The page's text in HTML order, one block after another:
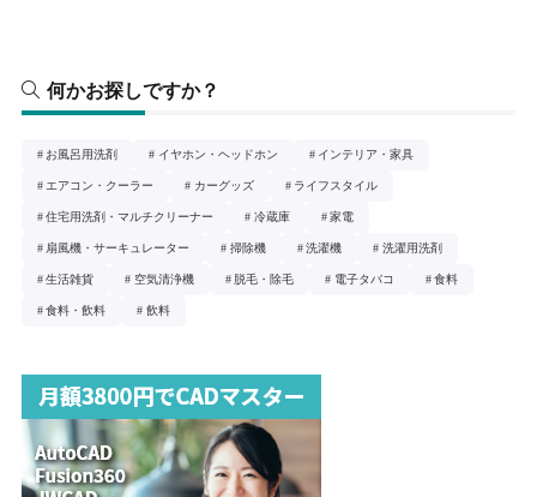
何かお探しですか？
お風呂用洗剤 イヤホン・ヘッドホン インテリア・家具
エアコン・クーラー カーグッズ ライフスタイル
住宅用洗剤・マルチクリーナー 冷蔵庫 家電
扇風機・サーキュレーター 掃除機 洗濯機 洗濯用洗剤
生活雑貨 空気清浄機 脱毛・除毛 電子タバコ 食料
食料・飲料 飲料